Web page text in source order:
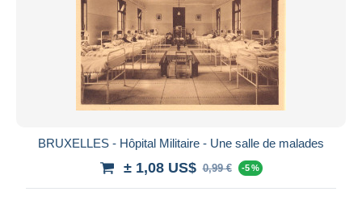
BRUXELLES - Hôpital Militaire - Une salle de malades
± 1,08 US$ 0,99 € -5 %